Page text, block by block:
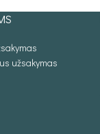
užsakymas